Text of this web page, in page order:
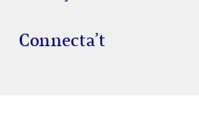
Connecta’t